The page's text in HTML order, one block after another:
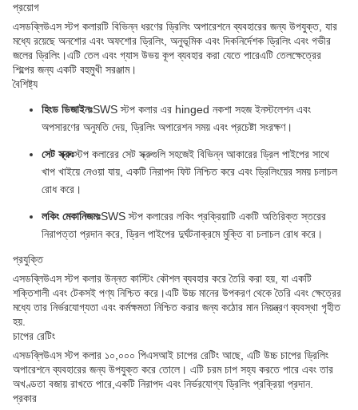
প্রয়োগ
এসডব্লিউএস স্টপ কলারটি বিভিন্ন ধরণের ড্রিলিং অপারেশনে ব্যবহারের জন্য উপযুক্ত, যার
মধ্যে রয়েছে অনশোর এবং অফশোর ড্রিলিং, অনুভূমিক এবং দিকনির্দেশক ড্রিলিং এবং গভীর
জলের ড্রিলিং।এটি তেল এবং গ্যাস উভয় কূপ ব্যবহার করা যেতে পারেএটি তেলক্ষেত্রের
শিল্পের জন্য একটি বহুমুখী সরঞ্জাম।
বৈশিষ্ট্য
হিংড ডিজাইনঃSWS স্টপ কলার এর hinged নকশা সহজ ইনস্টলেশন এবং
অপসারণের অনুমতি দেয়, ড্রিলিং অপারেশন সময় এবং প্রচেষ্টা সংরক্ষণ।
সেট স্ক্রুঃস্টপ কলারের সেট স্ক্রুগুলি সহজেই বিভিন্ন আকারের ড্রিল পাইপের সাথে
খাপ খাইয়ে নেওয়া যায়, একটি নিরাপদ ফিট নিশ্চিত করে এবং ড্রিলিংয়ের সময় চলাচল
রোধ করে।
লকিং মেকানিজমঃSWS স্টপ কলারের লকিং প্রক্রিয়াটি একটি অতিরিক্ত স্তরের
নিরাপত্তা প্রদান করে, ড্রিল পাইপের দুর্ঘটনাক্রমে মুক্তি বা চলাচল রোধ করে।
প্রযুক্তি
এসডব্লিউএস স্টপ কলার উন্নত কাস্টিং কৌশল ব্যবহার করে তৈরি করা হয়, যা একটি
শক্তিশালী এবং টেকসই পণ্য নিশ্চিত করে।এটি উচ্চ মানের উপকরণ থেকে তৈরি এবং ক্ষেত্রের
মধ্যে তার নির্ভরযোগ্যতা এবং কর্মক্ষমতা নিশ্চিত করার জন্য কঠোর মান নিয়ন্ত্রণ ব্যবস্থা গৃহীত
হয়.
চাপের রেটিং
এসডব্লিউএস স্টপ কলার ১০,০০০ পিএসআই চাপের রেটিং আছে, এটি উচ্চ চাপের ড্রিলিং
অপারেশনে ব্যবহারের জন্য উপযুক্ত করে তোলে। এটি চরম চাপ সহ্য করতে পারে এবং তার
অখণ্ডতা বজায় রাখতে পারে,একটি নিরাপদ এবং নির্ভরযোগ্য ড্রিলিং প্রক্রিয়া প্রদান.
প্রকার